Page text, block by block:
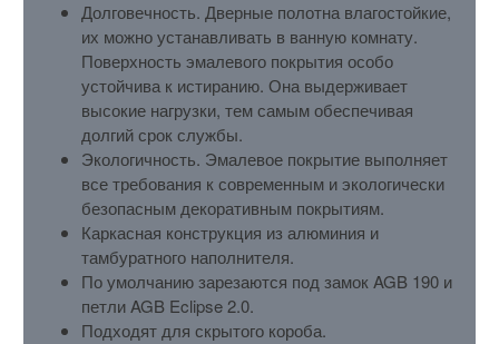
Долговечность. Дверные полотна влагостойкие,
их можно устанавливать в ванную комнату.
Поверхность эмалевого покрытия особо
устойчива к истиранию. Она выдерживает
высокие нагрузки, тем самым обеспечивая
долгий срок службы.
Экологичность. Эмалевое покрытие выполняет
все требования к современным и экологически
безопасным декоративным покрытиям.
Каркасная конструкция из алюминия и
тамбуратного наполнителя.
По умолчанию зарезаются под замок AGB 190 и
петли AGB Eclipse 2.0.
Подходят для скрытого короба.